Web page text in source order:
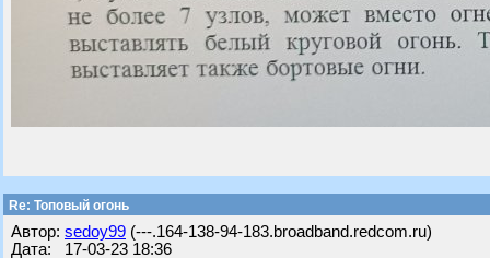
Re: Топовый огонь
Автор: sedoy99 (---.164-138-94-183.broadband.redcom.ru)
Дата: 17-03-23 18:36